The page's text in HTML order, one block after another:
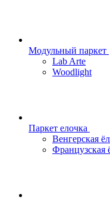
Модульный паркет
Lab Arte
Woodlight
Паркет елочка
Венгерская
Французская